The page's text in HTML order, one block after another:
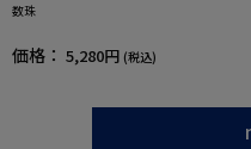
数珠
価格： 5,280円 (税込)